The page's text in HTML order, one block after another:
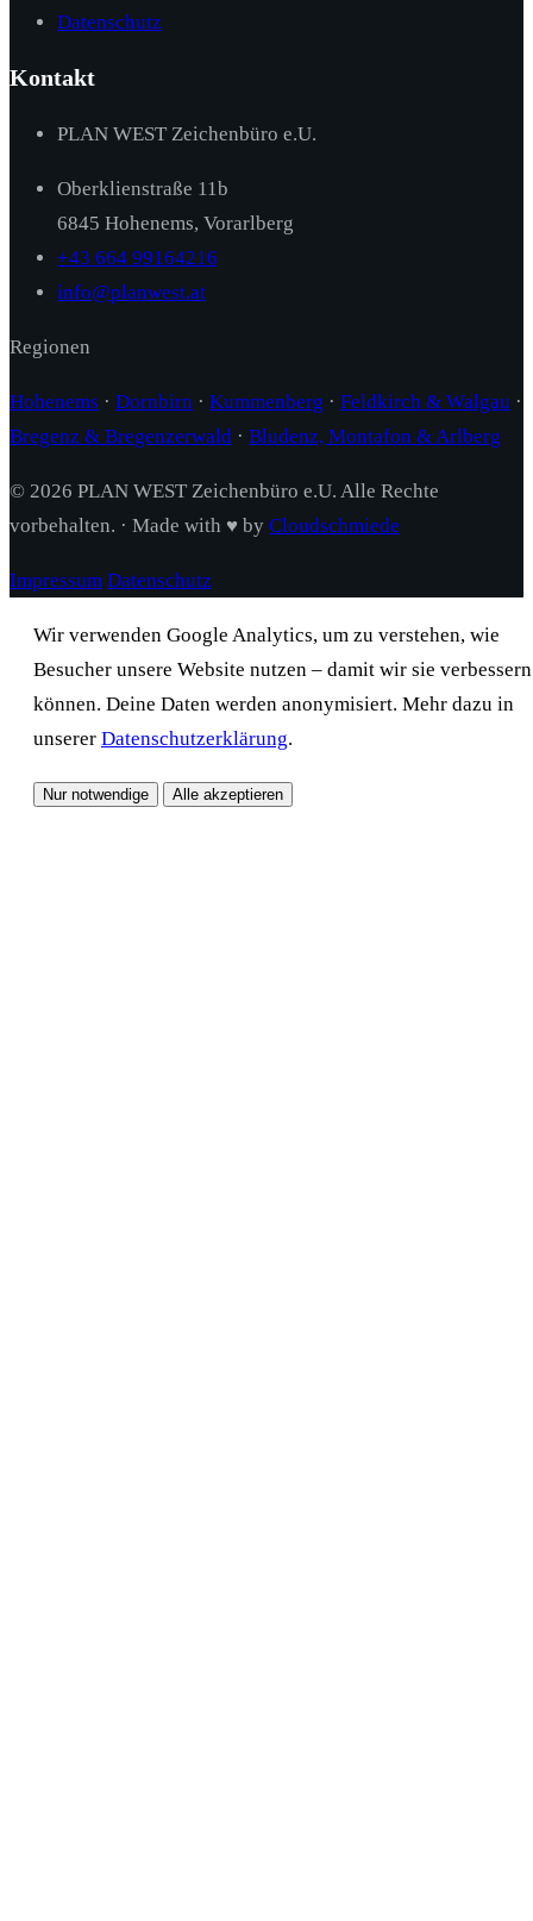
Datenschutz
Kontakt
PLAN WEST Zeichenbüro e.U.
Oberklienstraße 11b
6845 Hohenems, Vorarlberg
+43 664 99164216
info@planwest.at
Regionen
Hohenems · Dornbirn · Kummenberg · Feldkirch & Walgau ·
Bregenz & Bregenzerwald · Bludenz, Montafon & Arlberg
© 2026 PLAN WEST Zeichenbüro e.U. Alle Rechte
vorbehalten. · Made with ♥ by Cloudschmiede
Impressum Datenschutz
Wir verwenden Google Analytics, um zu verstehen, wie
Besucher unsere Website nutzen – damit wir sie verbessern
können. Deine Daten werden anonymisiert. Mehr dazu in
unserer Datenschutzerklärung.
Nur notwendige Alle akzeptieren